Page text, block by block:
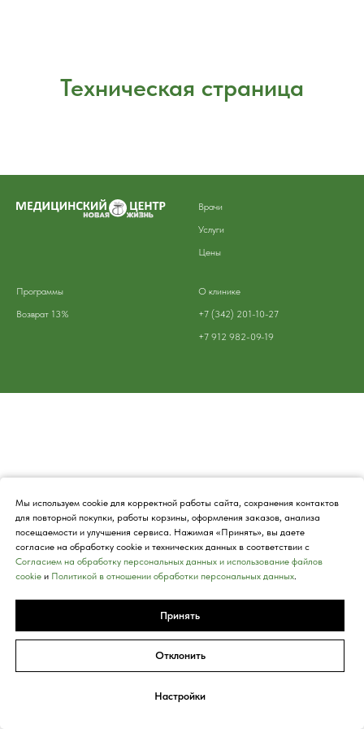
Техническая страница
Врачи
Услуги
Цены
Программы
Возврат 13%
О клинике
+7 (342) 201-10-27
+7 912 982-09-19
Мы используем cookie для корректной работы сайта, сохранения контактов
для повторной покупки, работы корзины, оформления заказов, анализа
посещаемости и улучшения сервиса. Нажимая «Принять», вы даете
согласие на обработку cookie и технических данных в соответствии с
Согласием на обработку персональных данных и использование файлов
cookie и Политикой в отношении обработки персональных данных
Принять
Отклонить
Настройки